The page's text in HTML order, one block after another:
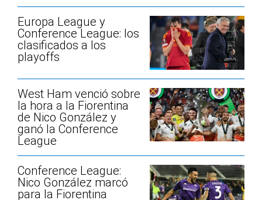
Europa League y
Conference League: los
clasificados a los
playoffs
West Ham venció sobre
la hora a la Fiorentina
de Nico González y
ganó la Conference
League
Conference League:
Nico González marcó
para la Fiorentina